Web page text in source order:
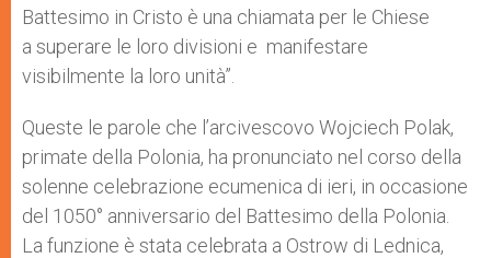
Battesimo in Cristo è una chiamata per le Chiese
a superare le loro divisioni e manifestare
visibilmente la loro unità”.
Queste le parole che l’arcivescovo Wojciech Polak,
primate della Polonia, ha pronunciato nel corso della
solenne celebrazione ecumenica di ieri, in occasione
del 1050° anniversario del Battesimo della Polonia.
La funzione è stata celebrata a Ostrow di Lednica,